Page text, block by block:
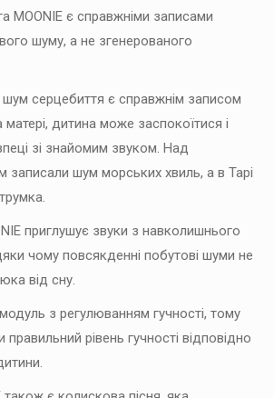
MOONIE є справжніми записами
шуму, а не згенерованого
серцебиття є справжнім записом
дитина може заспокоїтися і
зі знайомим звуком. Над
записали шум морських хвиль, а в Тарі
приглушує звуки з навколишнього
чому повсякденні побутові шуми не
від сну.
з регулюванням гучності, тому
рівень гучності відповідно